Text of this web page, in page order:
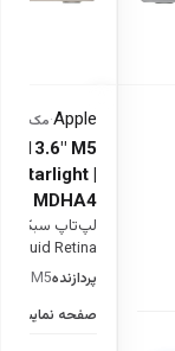
Apple
·مک‌بوک
13.6" M5
Starlight |
MDHA4
Liquid Retina
پردازندهM5
صفحه نمایش